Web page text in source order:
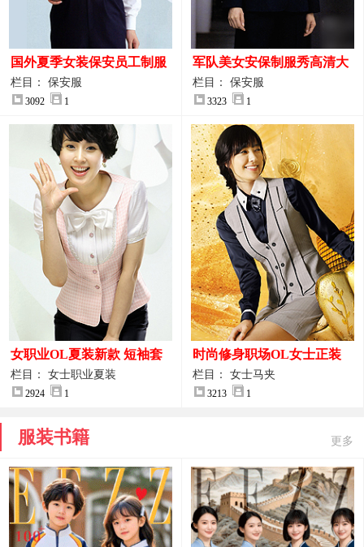
国外夏季女装保安员工制服
装大图
栏目： 保安服
3092 1
军队美女安保制服秀高清大
图
栏目： 保安服
3323 1
女职业OL夏装新款 短袖套
装女正装
栏目： 女士职业夏装
2924 1
时尚修身职场OL女士正装
马甲拍摄大图
栏目： 女士马夹
3213 1
服装书籍 更多